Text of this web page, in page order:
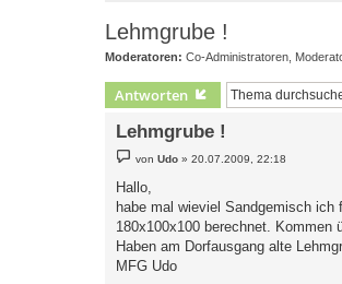
Lehmgrube !
Moderatoren: Co-Administratoren
Antworten
Lehmgrube !
e
i
t
r
a
g
vonUdo »20.07.2009, 22:18
Hallo,
habe mal wieviel Sandgemisch ich
180x100x100 berechnet. Kommen
Haben am Dorfausgang alte
MFG Udo